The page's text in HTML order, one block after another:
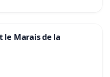
le Marais de la